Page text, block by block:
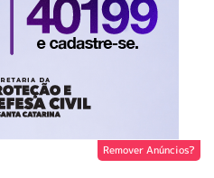
Remover Anúncios?